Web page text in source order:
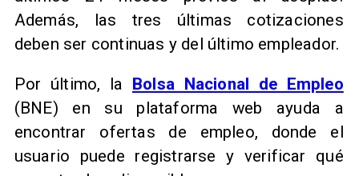
Además, las tres últimas cotizaciones
deben ser continuas y del último empleador.
Por último, la
Bolsa Nacional de Empleo
(BNE) en su plataforma web ayuda a
encontrar ofertas de empleo, donde el
usuario puede registrarse y verificar qué